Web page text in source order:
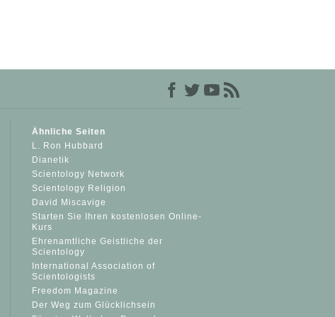
Ähnliche Seiten
L. Ron Hubbard
Dianetik
Scientology Network
Scientology Religion
David Miscavige
Starten Sie Ihren kostenlosen Online-
Kurs
Ehrenamtliche Geistliche der
Scientology
International Association of
Scientologists
Freedom Magazine
Der Weg zum Glücklichsein